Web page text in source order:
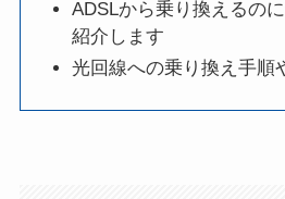
ADSLから乗り換えるの
紹介します
光回線への乗り換え手順